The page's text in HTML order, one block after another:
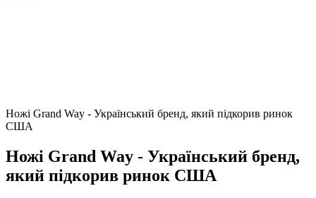
Ножі Grand Way - Український бренд, який підкорив ринок
США
Ножі Grand Way - Український бренд,
який підкорив ринок США